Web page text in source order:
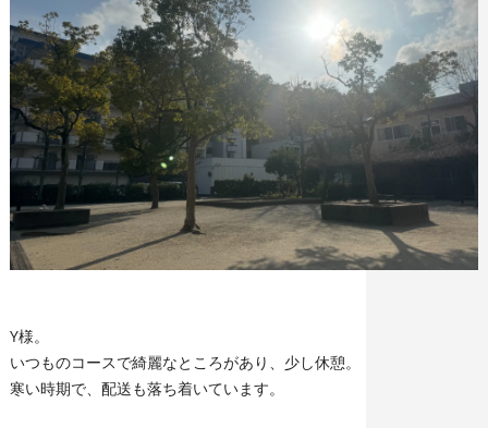
Y様。
いつものコースで綺麗なところがあり、少し休憩。
寒い時期で、配送も落ち着いています。